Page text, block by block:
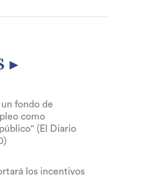
►
fondo de
como
(El Diario
los incentivos